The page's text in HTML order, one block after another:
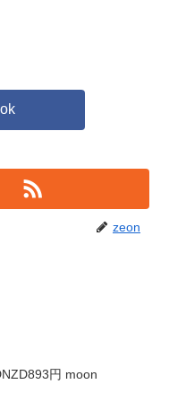
zeon
円 moon